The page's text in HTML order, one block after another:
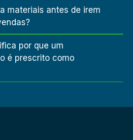
materiais antes de irem
por que um
é prescrito como